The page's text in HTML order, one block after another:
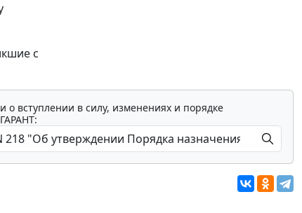
с
о вступлении в силу, изменениях и порядке